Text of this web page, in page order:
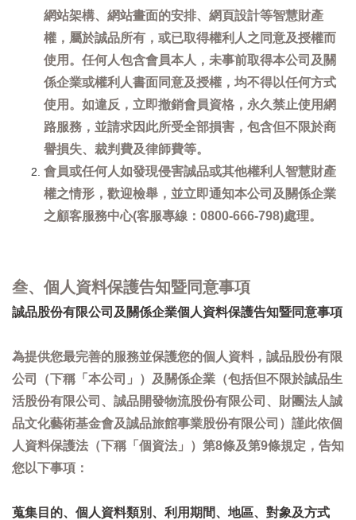
網站架構、網站畫面的安排、網頁設計等智慧財產
權，屬於誠品所有，或已取得權利人之同意及授權而
使用。任何人包含會員本人，未事前取得本公司及關
係企業或權利人書面同意及授權，均不得以任何方式
使用。如違反，立即撤銷會員資格，永久禁止使用網
路服務，並請求因此所受全部損害，包含但不限於商
譽損失、裁判費及律師費等。
會員或任何人如發現侵害誠品或其他權利人智慧財產
權之情形，歡迎檢舉，並立即通知本公司及關係企業
之顧客服務中心(客服專線：0800-666-798)處理。
叁、個人資料保護告知暨同意事項
誠品股份有限公司及關係企業個人資料保護告知暨同意事項
為提供您最完善的服務並保護您的個人資料，誠品股份有限
公司（下稱「本公司」）及關係企業（包括但不限於誠品生
活股份有限公司、誠品開發物流股份有限公司、財團法人誠
品文化藝術基金會及誠品旅館事業股份有限公司）謹此依個
人資料保護法（下稱「個資法」）第8條及第9條規定，告知
您以下事項：
蒐集目的、個人資料類別、利用期間、地區、對象及方式